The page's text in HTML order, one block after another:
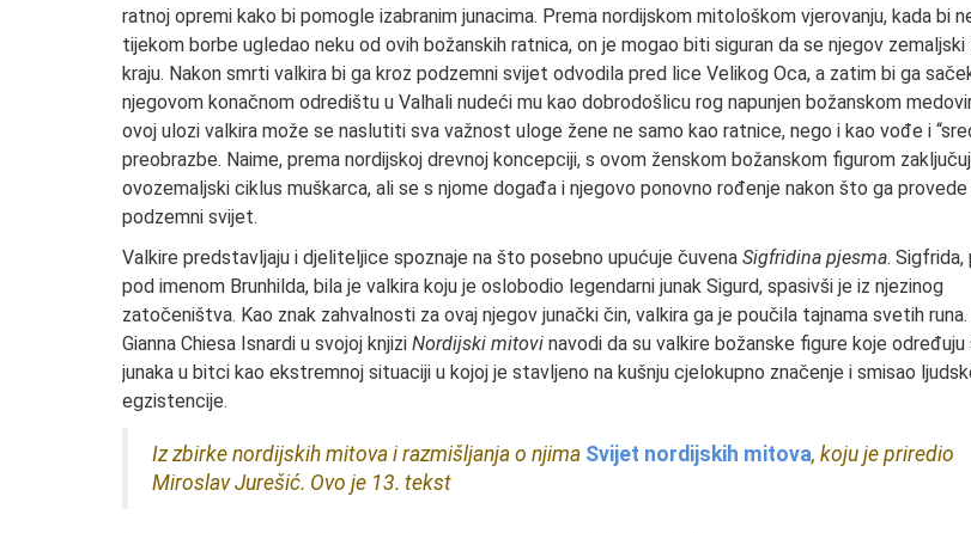
ratnoj opremi kako bi pomogle izabranim junacima. Prema nordijskom mitološkom vjerovanju, kada bi
tijekom borbe ugledao neku od ovih božanskih ratnica, on je mogao biti siguran da se njegov
kraju. Nakon smrti valkira bi ga kroz podzemni svijet odvodila pred lice Velikog Oca, a zatim bi ga
njegovom konačnom odredištu u Valhali nudeći mu kao dobrodošlicu rog napunjen božanskom
ovoj ulozi valkira može se naslutiti sva važnost uloge žene ne samo kao ratnice, nego i kao vođe i
preobrazbe. Naime, prema nordijskoj drevnoj koncepciji, s ovom ženskom božanskom figurom
ovozemaljski ciklus muškarca, ali se s njome događa i njegovo ponovno rođenje nakon što ga provede
podzemni svijet.
Valkire predstavljaju i djeliteljice spoznaje na što posebno upućuje čuvena Sigfridina pjesma.
pod imenom Brunhilda, bila je valkira koju je oslobodio legendarni junak Sigurd, spasivši je iz njezinog
zatočeništva. Kao znak zahvalnosti za ovaj njegov junački čin, valkira ga je poučila tajnama svetih
Gianna Chiesa Isnardi u svojoj knjizi Nordijski mitovi navodi da su valkire božanske figure koje određuju
junaka u bitci kao ekstremnoj situaciji u kojoj je stavljeno na kušnju cjelokupno značenje i smisao
egzistencije.
Iz zbirke nordijskih mitova i razmišljanja o njima Svijet nordijskih mitova, koju je priredio
Miroslav Jurešić. Ovo je 13. tekst